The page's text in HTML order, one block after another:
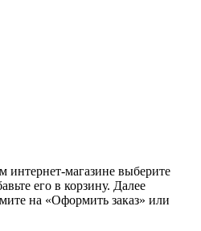
интернет-магазине выберите
его в корзину. Далее
на «Оформить заказ» или